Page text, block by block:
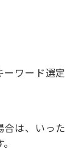
ワード選定
は、いった